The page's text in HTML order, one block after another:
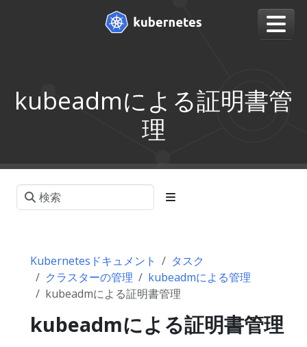
kubeadmによる証明書管
理
Kubernetesドキュメント
タスク
クラスターの管理
kubeadmによる管理
kubeadmによる証明書管理
kubeadmによる証明書管理